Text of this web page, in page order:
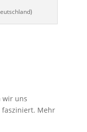
wir uns
fasziniert. Mehr